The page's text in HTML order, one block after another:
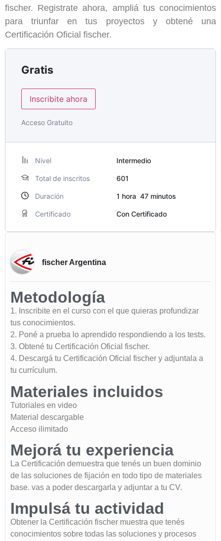
fischer. Registrate ahora, ampliá tus conocimientos
para triunfar en tus proyectos y obtené una
Certificación Oficial fischer.
Gratis
Inscribite ahora
Acceso Gratuito
Nivel Intermedio
Total de inscritos 601
Duración 1 hora 47 minutos
Certificado Con Certificado
fischer Argentina
Metodología
1. Inscribite en el curso con el que quieras profundizar
tus conocimientos.
2. Poné a prueba lo aprendido respondiendo a los tests.
3. Obtené tu Certificación Oficial fischer.
4. Descargá tu Certificación Oficial fischer y adjuntala a
tu currículum.
Materiales incluidos
Tutoriales en video
Material descargable
Acceso ilimitado
Mejorá tu experiencia
La Certificación demuestra que tenés un buen dominio
de las soluciones de fijación en todo tipo de materiales
base. vas a poder descargarla y adjuntar a tu CV.
Impulsá tu actividad
Obtener la Certificación fischer muestra que tenés
conocimientos sobre todas las soluciones y procesos